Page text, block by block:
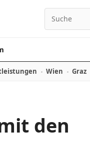
Suchen nach:
Wien Graz
den